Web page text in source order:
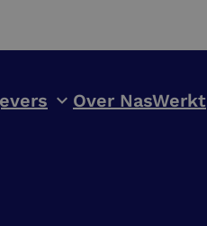
Over NasWerkt